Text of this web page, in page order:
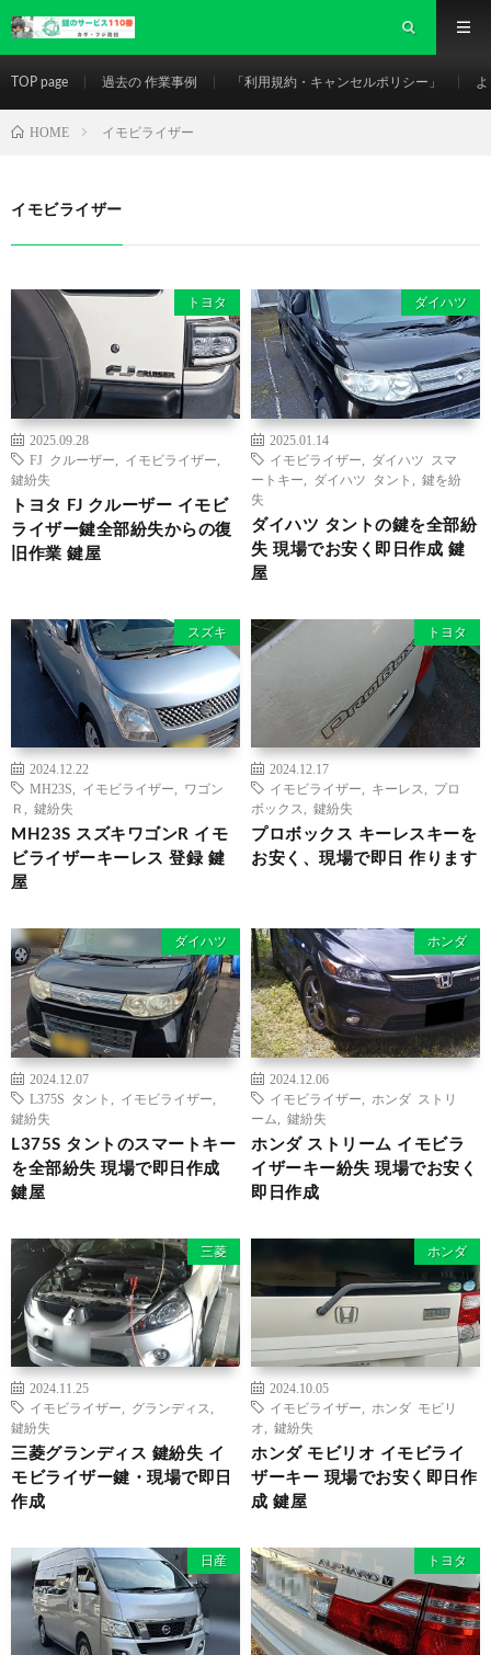
TOP page 過去の 作業事例 「利用規約・キャンセルポリシー」
HOME イモビライザー
イモビライザー
トヨタ
2025.09.28
FJ クルーザー
イモビライザー
鍵紛失
トヨタ FJ クルーザー イモビ
ライザー鍵全部紛失からの復
旧作業 鍵屋
ダイハツ
2025.01.14
イモビライザー
ダイハツ スマ
ートキー
ダイハツ タント
鍵を紛
失
ダイハツ タントの鍵を全部紛
失 現場でお安く即日作成 鍵
屋
スズキ
2024.12.22
MH23S
イモビライザー
ワゴン
Ｒ
鍵紛失
MH23S スズキワゴンR イモ
ビライザーキーレス 登録 鍵
屋
トヨタ
2024.12.17
イモビライザー
キーレス
プロ
ボックス
鍵紛失
プロボックス キーレスキーを
お安く、現場で即日 作ります
ダイハツ
2024.12.07
L375S タント
イモビライザー
鍵紛失
L375S タントのスマートキー
を全部紛失 現場で即日作成
鍵屋
ホンダ
2024.12.06
イモビライザー
ホンダ ストリ
ーム
鍵紛失
ホンダ ストリーム イモビラ
イザーキー紛失 現場でお安く
即日作成
三菱
2024.11.25
イモビライザー
グランディス
鍵紛失
三菱グランディス 鍵紛失 イ
モビライザー鍵・現場で即日
作成
ホンダ
2024.10.05
イモビライザー
ホンダ モビリ
オ
鍵紛失
ホンダ モビリオ イモビライ
ザーキー 現場でお安く即日作
成 鍵屋
日産 トヨタ